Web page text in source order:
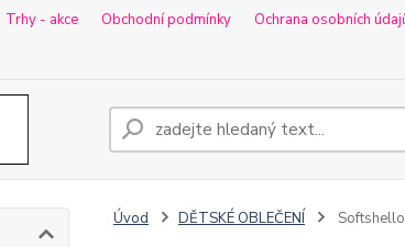
Trhy - akce Obchodní podmínky Ochrana osobních
Úvod DĚTSKÉ OBLEČENÍ